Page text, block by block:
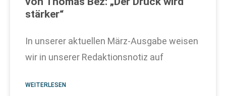
stärker“
In unserer aktuellen März-Ausgabe weisen
wir in unserer Redaktionsnotiz auf
WEITERLESEN